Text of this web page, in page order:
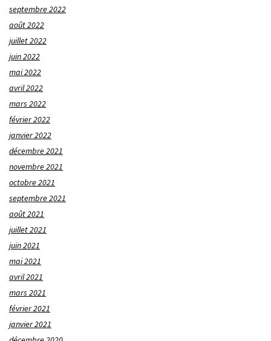
septembre 2022
août 2022
juillet 2022
juin 2022
mai 2022
avril 2022
mars 2022
février 2022
janvier 2022
décembre 2021
novembre 2021
octobre 2021
septembre 2021
août 2021
juillet 2021
juin 2021
mai 2021
avril 2021
mars 2021
février 2021
janvier 2021